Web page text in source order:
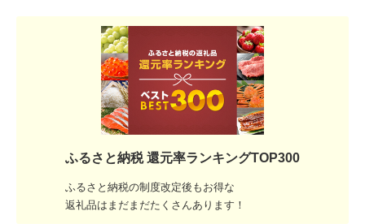
ふるさと納税 還元率ランキングTOP300
ふるさと納税の制度改定後もお得な
返礼品はまだまだたくさんあります！